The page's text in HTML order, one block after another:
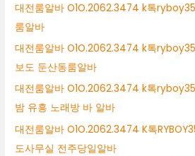
대전룸알바 O1O.2062.3474 k톡
룸알바
대전룸알바 O1O.2062.3474 k톡
보도 둔산동룸알바
대전룸알바 O1O.2062.3474 k톡
밤 유흥 노래방 바 알바
대전룸알바 O1O.2062.3474 K톡
도사무실 전주당일알바